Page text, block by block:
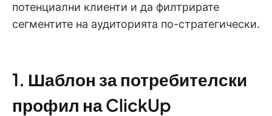
потенциални клиенти и да филтрирате
сегментите на аудиторията по-стратегически.
1. Шаблон за потребителски
профил на ClickUp